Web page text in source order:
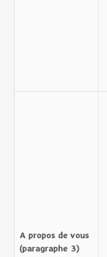
A propos de vous
(paragraphe 3)